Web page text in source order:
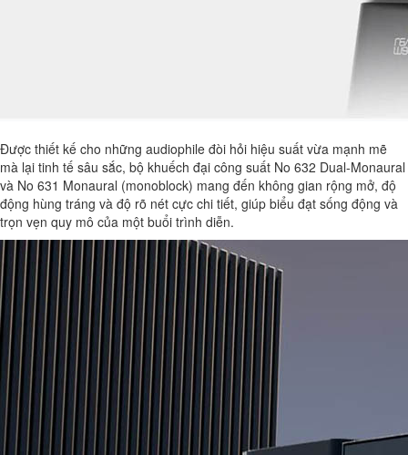
Được thiết kế cho những audiophile đòi hỏi hiệu suất vừa mạnh mẽ
mà lại tinh tế sâu sắc, bộ khuếch đại công suất No 632 Dual-Monaural
và No 631 Monaural (monoblock) mang đến không gian rộng mở, độ
động hùng tráng và độ rõ nét cực chi tiết, giúp biểu đạt sống động và
trọn vẹn quy mô của một buổi trình diễn.